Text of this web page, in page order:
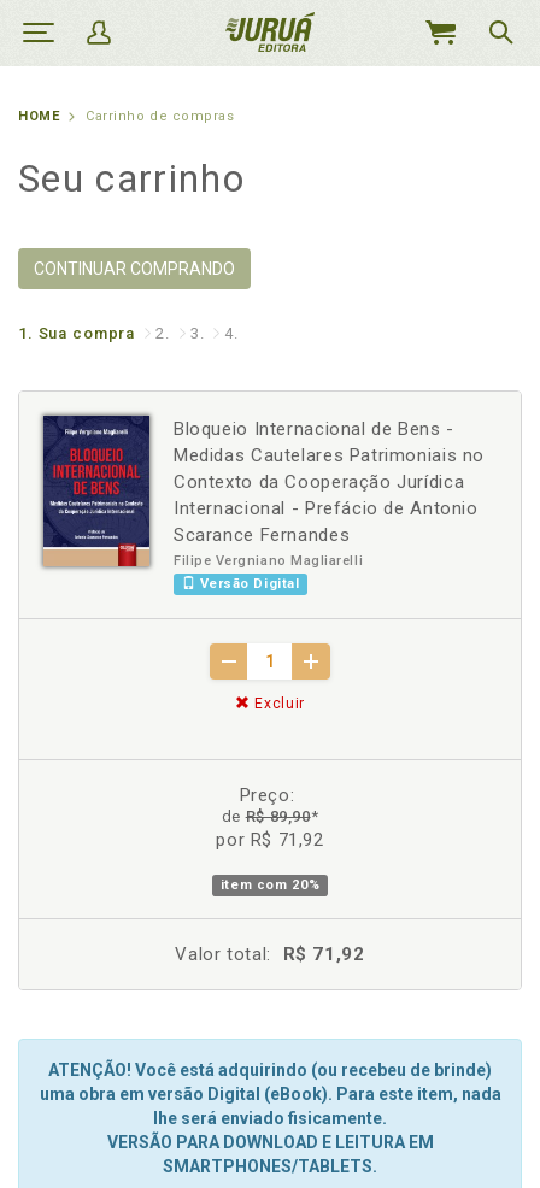
MEU
HOME Carrinho de compras
Seu carrinho
CONTINUAR COMPRANDO
1. Sua compra 2. 3. 4.
Bloqueio Internacional de Bens -
Medidas Cautelares Patrimoniais no
Contexto da Cooperação Jurídica
Internacional - Prefácio de Antonio
Scarance Fernandes
Filipe Vergniano Magliarelli
Versão Digital
Excluir
Preço:
deR$ 89,90*
por R$ 71,92
item com 20%
Valor total: R$ 71,92
ATENÇÃO! Você está adquirindo (ou recebeu de brinde)
uma obra em versão Digital (eBook). Para este item, nada
lhe será enviado fisicamente.
VERSÃO PARA DOWNLOAD E LEITURA EM
SMARTPHONES/TABLETS.